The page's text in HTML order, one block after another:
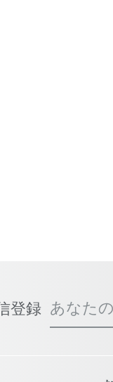
登録 あなた